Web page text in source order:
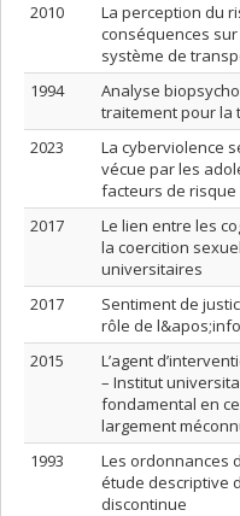
2010
La perception du
conséquences
système de
1994
Analyse
traitement pour la
2023
La cyberviolence
vécue par les
facteurs de
2017
Le lien entre les
la coercition
universitaires
2017
Sentiment de
rôle de
2015
L’agent
– Institut
fondamental en
largement
1993
Les ordonnances
étude descriptive
discontinue